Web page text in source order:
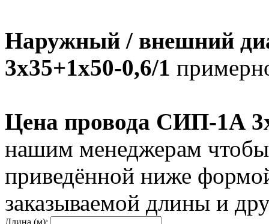
Наружный / внешний
3х35+1х50-0,6/1
Цена провода СИП-1А
нашим менеджерам чтобы
приведённой ниже
заказываемой длины и
Длина (м):